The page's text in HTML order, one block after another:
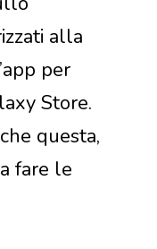
alla
per
Store.
questa,
fare le